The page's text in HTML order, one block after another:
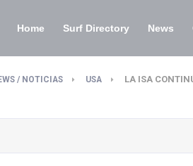
Home Surf Directory News
/ NOTICIAS USA
LA ISA